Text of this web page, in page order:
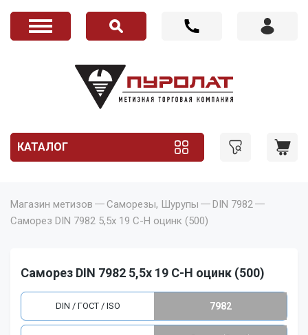
КАТАЛОГ
Магазин метизов Саморезы, Шурупы
DIN 7982
Саморез DIN 7982 5,5x 19 C-H оцинк (500)
Саморез DIN 7982 5,5x 19 C-H оцинк (500)
DIN / ГОСТ / ISO 7982